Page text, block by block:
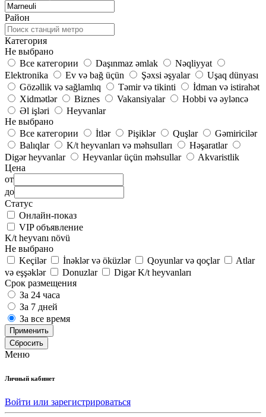
Район
Категория
Не выбрано
Все категории
Daşınmaz əmlak
Nəqliyyat
Elektronika
Ev və bağ üçün Şəxsi əşyalar
Uşaq dünyası
Gözəllik və sağlamlıq
Təmir və tikinti
İdman və istirahət
Xidmətlər
Biznes Vakansiyalar
Hobbi və əyləncə
Əl işləri
Heyvanlar
Не выбрано
Все категории
İtlər Pişiklər Quşlar
Gəmiricilər
Balıqlar
K/t heyvanları və məhsulları
Həşaratlar
Digər heyvanlar
Heyvanlar üçün məhsullar
Akvaristlik
Цена
от
до
Статус
Онлайн-показ
VIP объявление
K/t heyvanı növü
Не выбрано
Keçilər
İnəklər və öküzlər Qoyunlar və qoçlar
Atlar
və eşşəklər
Donuzlar
Digər K/t heyvanları
Срок размещения
За 24 часа
За 7 дней
За все время
Применить
Сбросить
Меню
Личный кабинет
Войти или зарегистрироваться